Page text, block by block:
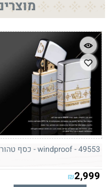
49553 - windproof - כסף טהור
₪2,999